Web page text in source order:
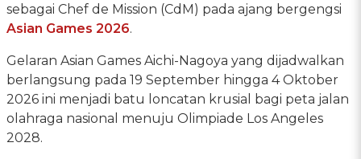
sebagai Chef de Mission (CdM) pada ajang bergengsi
Asian Games 2026.
Gelaran Asian Games Aichi-Nagoya yang dijadwalkan
berlangsung pada 19 September hingga 4 Oktober
2026 ini menjadi batu loncatan krusial bagi peta jalan
olahraga nasional menuju Olimpiade Los Angeles
2028.